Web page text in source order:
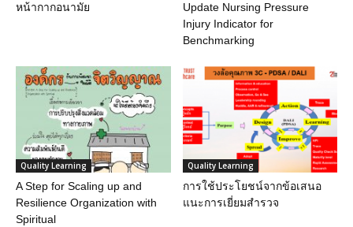
หน้ากากอนามัย
Update Nursing Pressure
Injury Indicator for
Benchmarking
Quality Learning
A Step for Scaling up and
Resilience Organization with
Spiritual
Quality Learning
การใช้ประโยชน์จากข้อเสนอ
แนะการเยี่ยมสำรวจ